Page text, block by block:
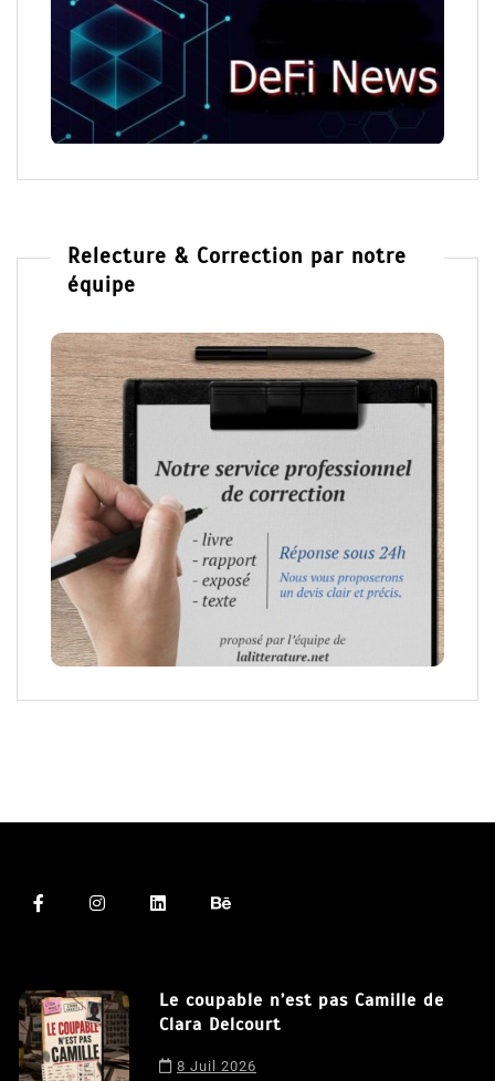
Relecture & Correction par notre
équipe
Le coupable n’est pas Camille de
Clara Delcourt
8 Juil 2026